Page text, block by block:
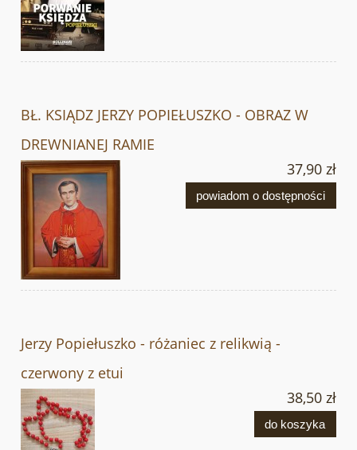
BŁ. KSIĄDZ JERZY POPIEŁUSZKO - OBRAZ W
DREWNIANEJ RAMIE
37,90 zł
powiadom o dostępności
Jerzy Popiełuszko - różaniec z relikwią -
czerwony z etui
38,50 zł
do koszyka